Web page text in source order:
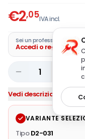
€2,05IVA incl.
Sei un professionista?
Accedi o registra la
1
Vedi descrizione
VARIANTE
Tipo D2-031